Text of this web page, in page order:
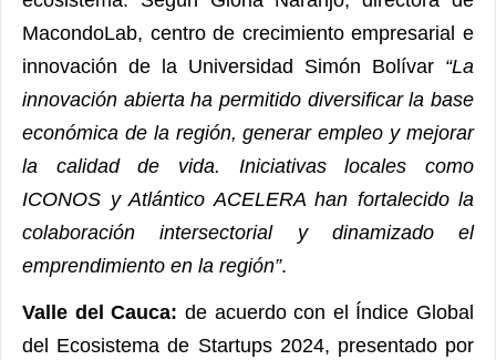
MacondoLab, centro de crecimiento empresarial e
innovación de la Universidad Simón Bolívar “La
innovación abierta ha permitido diversificar la base
económica de la región, generar empleo y mejorar
la calidad de vida. Iniciativas locales como
ICONOS y Atlántico ACELERA han fortalecido la
colaboración intersectorial y dinamizado el
emprendimiento en la región”.
Valle del Cauca: de acuerdo con el Índice Global
del Ecosistema de Startups 2024, presentado por